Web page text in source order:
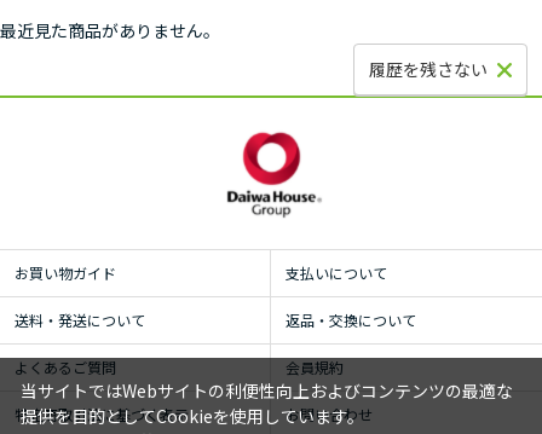
最近見た商品がありません。
履歴を残さない
お買い物ガイド 支払いについて
送料・発送について 返品・交換について
よくあるご質問 会員規約
特定商取引法に基づく表示 お問い合わせ
当サイトではWebサイトの利便性向上およびコンテンツの最適な
提供を目的としてCookieを使用しています。